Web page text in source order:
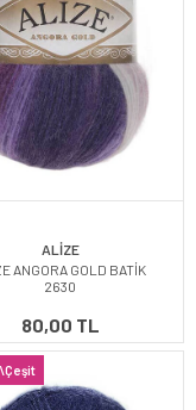
ALİZE
ANGORA GOLD BATİK
2630
80,00 TL